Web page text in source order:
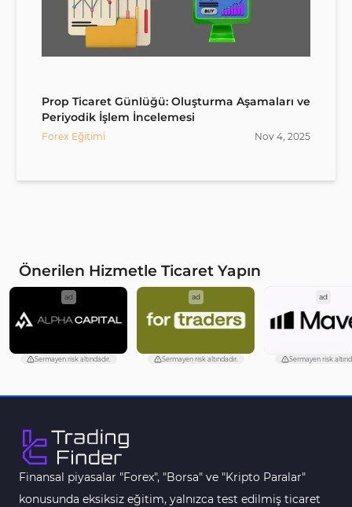
Prop Ticaret Günlüğü: Oluşturma Aşamaları ve
Periyodik İşlem İncelemesi
Forex Eğitimi Nov 4, 2025
Önerilen Hizmetle Ticaret Yapın
ad
Sermayen risk altındadır.
ad
Sermayen risk altındadır.
ad
Sermayen risk
Finansal piyasalar "Forex", "Borsa" ve "Kripto Paralar"
konusunda eksiksiz eğitim, yalnızca test edilmiş ticaret